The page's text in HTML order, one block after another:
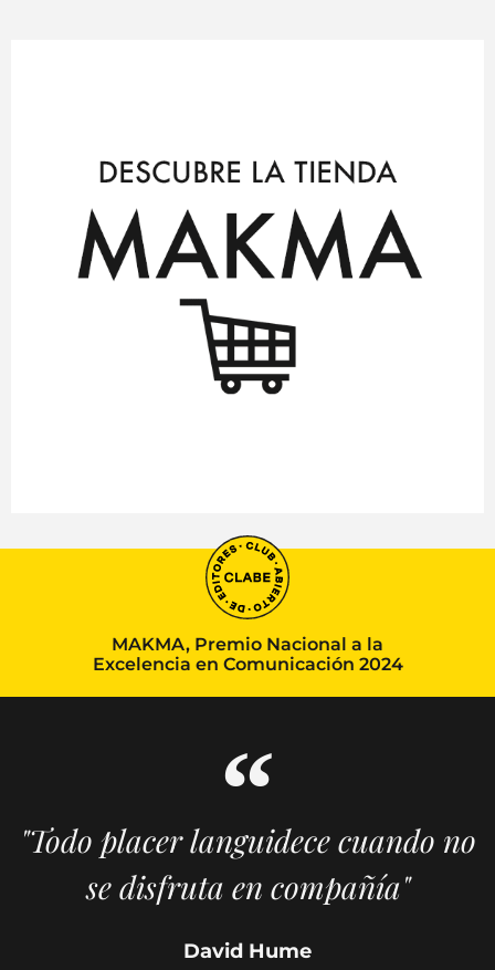
MAKMA, Premio Nacional a la
Excelencia en Comunicación 2024
"Todo placer languidece cuando no
se disfruta en compañía"
David Hume